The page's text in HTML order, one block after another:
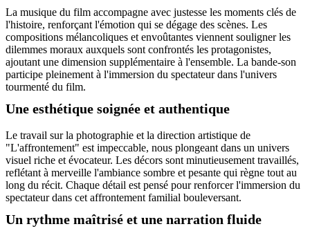
La musique du film accompagne avec justesse les moments clés de
l'histoire, renforçant l'émotion qui se dégage des scènes. Les
compositions mélancoliques et envoûtantes viennent souligner les
dilemmes moraux auxquels sont confrontés les protagonistes,
ajoutant une dimension supplémentaire à l'ensemble. La bande-son
participe pleinement à l'immersion du spectateur dans l'univers
tourmenté du film.
Une esthétique soignée et authentique
Le travail sur la photographie et la direction artistique de
"L'affrontement" est impeccable, nous plongeant dans un univers
visuel riche et évocateur. Les décors sont minutieusement travaillés,
reflétant à merveille l'ambiance sombre et pesante qui règne tout au
long du récit. Chaque détail est pensé pour renforcer l'immersion du
spectateur dans cet affrontement familial bouleversant.
Un rythme maîtrisé et une narration fluide